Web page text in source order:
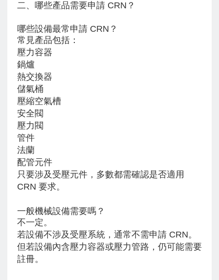
二、哪些產品需要申請 CRN？
哪些設備最常申請 CRN？
常見產品包括：
壓力容器
鍋爐
熱交換器
儲氣桶
壓縮空氣槽
安全閥
壓力閥
管件
法蘭
配管元件
只要涉及受壓元件，多數都需確認是否適用
CRN 要求。
一般機械設備需要嗎？
不一定。
若設備不涉及受壓系統，通常不需申請 CRN。
但若設備內含壓力容器或壓力管路，仍可能需要
註冊。